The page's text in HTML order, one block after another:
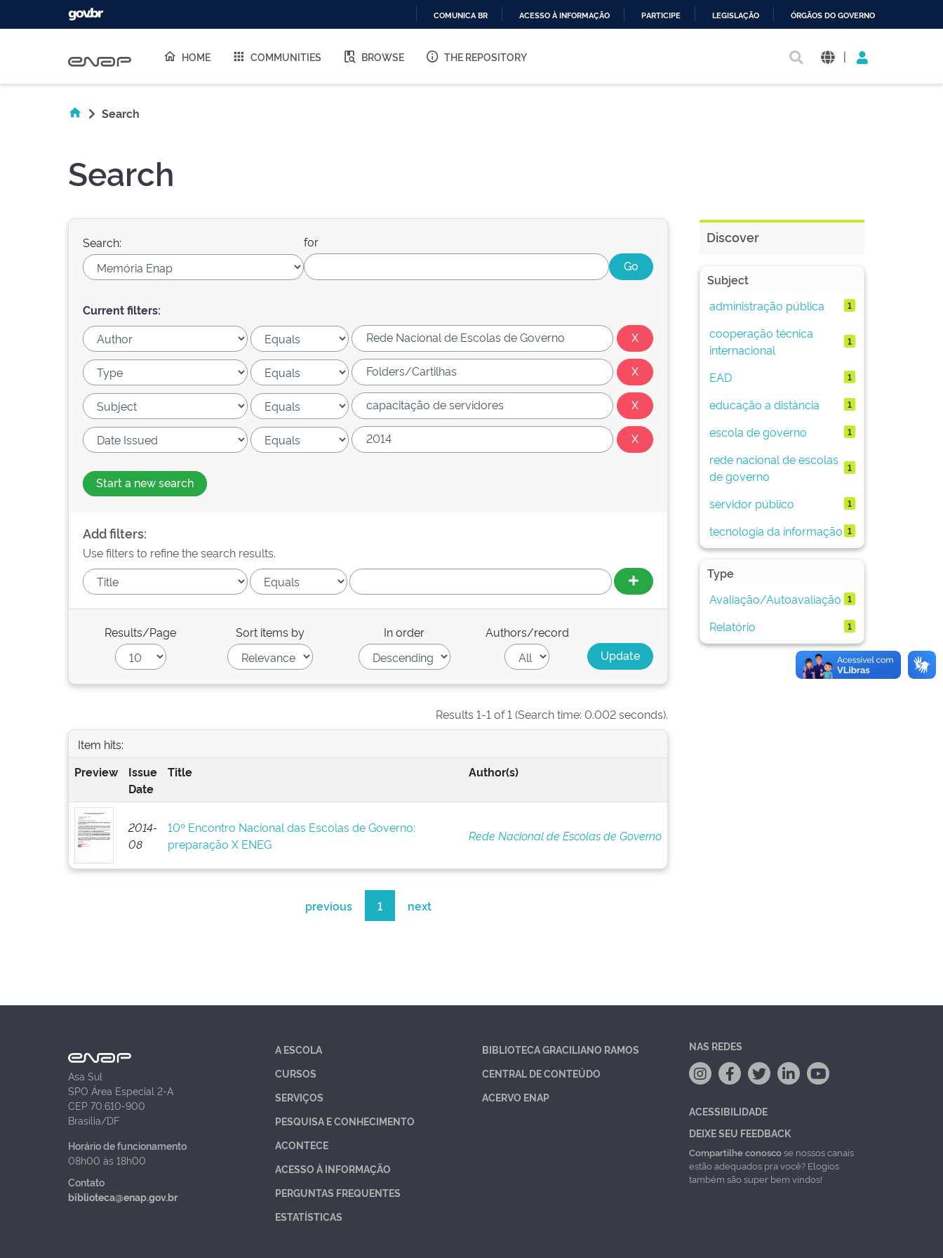
O
COMUNICA BR ACESSO À INFORMAÇÃO PARTICIPE LEGISLAÇÃO ÓRGÃOS DO GOVERNO
HOME COMMUNITIES BROWSE THE REPOSITORY |
Search
Search
Search: for
Current filters:
Start a new search
Add filters:
Use filters to refine the search results.
Results/Page Sort items by In order Authors/record
Results 1-1 of 1 (Search time: 0.002 seconds).
Item hits:
Preview
Issue
Date
Title Author(s)
2014-
08
10º Encontro Nacional das Escolas de Governo:
preparação X ENEG
Rede Nacional de Escolas de Governo
previous 1 next
Discover
Subject
administração pública
1
cooperação técnica
internacional
1
EAD 1
educação a distância 1
escola de governo 1
rede nacional de escolas
de governo
1
servidor público 1
tecnologia da informação 1
Type
Avaliação/Autoavaliação 1
Relatório 1
Asa Sul
SPO Área Especial 2-A
CEP 70.610-900
Brasília/DF
Horário de funcionamento
08h00 às 18h00
Contato
biblioteca@enap.gov.br
A ESCOLA
CURSOS
SERVIÇOS
PESQUISA E CONHECIMENTO
ACONTECE
ACESSO À INFORMAÇÃO
PERGUNTAS FREQUENTES
ESTATÍSTICAS
BIBLIOTECA GRACILIANO RAMOS
CENTRAL DE CONTEÚDO
ACERVO ENAP
NAS REDES
ACESSIBILIDADE
DEIXE SEU FEEDBACK
Compartilhe conoscose nossos canais
estão adequados pra você? Elogios
também são super bem vindos!